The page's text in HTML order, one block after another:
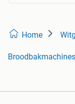
Home
Broodbakmachines